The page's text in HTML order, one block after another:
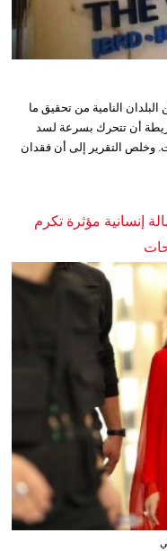
النامية من تحقيق ما
أن تتحرك بسرعة لسد
وخلص التقرير إلى أن فقدان
إنسانية مؤثرة تكرم